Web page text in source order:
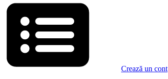
Crează un cont